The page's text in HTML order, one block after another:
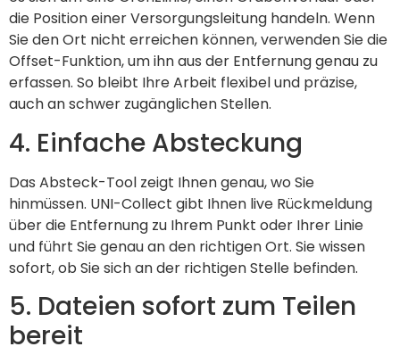
die Position einer Versorgungsleitung handeln. Wenn
Sie den Ort nicht erreichen können, verwenden Sie die
Offset-Funktion, um ihn aus der Entfernung genau zu
erfassen. So bleibt Ihre Arbeit flexibel und präzise,
auch an schwer zugänglichen Stellen.
4. Einfache Absteckung
Das Absteck-Tool zeigt Ihnen genau, wo Sie
hinmüssen. UNI-Collect gibt Ihnen live Rückmeldung
über die Entfernung zu Ihrem Punkt oder Ihrer Linie
und führt Sie genau an den richtigen Ort. Sie wissen
sofort, ob Sie sich an der richtigen Stelle befinden.
5. Dateien sofort zum Teilen
bereit